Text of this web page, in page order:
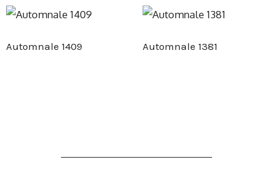
Automnale 1409 Automnale 1381